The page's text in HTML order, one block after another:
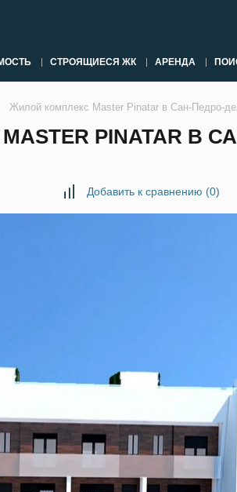
СТРОЯЩИЕСЯ ЖК АРЕНДА
Жилой комплекс Master Pinatar в Сан-Педро-
PINATAR В
Добавить к сравнению (0)